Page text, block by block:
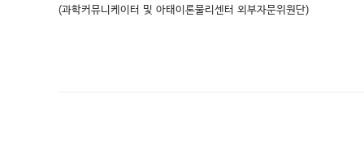
(과학커뮤니케이터 및 아태이론물리센터 외부자문위원단)